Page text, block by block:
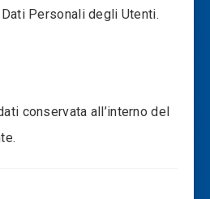
Personali degli Utenti.
conservata all’interno del